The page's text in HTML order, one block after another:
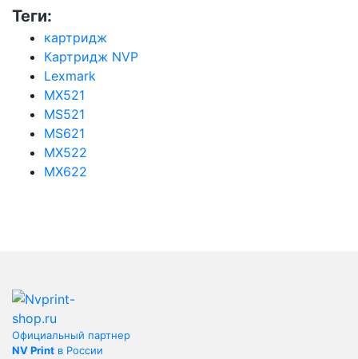
Теги:
картридж
Картридж NVP
Lexmark
MX521
MS521
MS621
MX522
MX622
Официальный партнер
NV Print в России